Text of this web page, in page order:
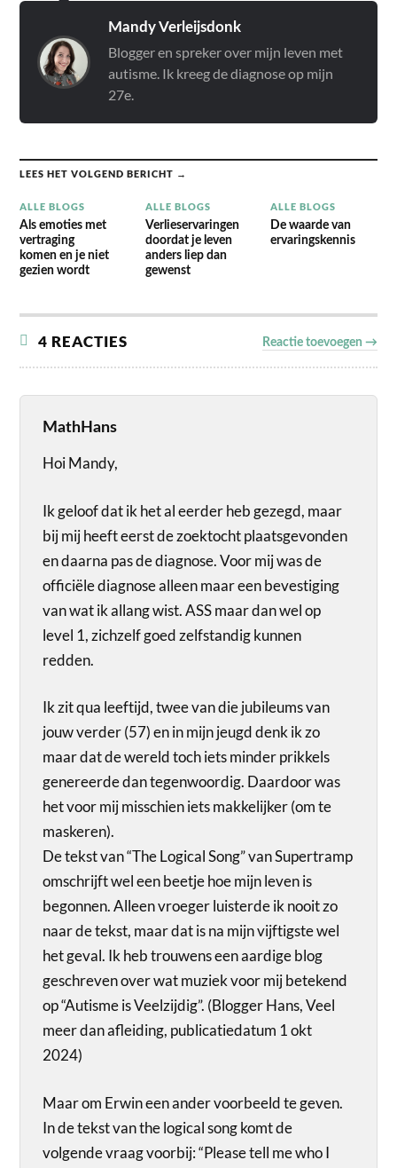
Mandy Verleijsdonk
Blogger en spreker over mijn leven met
autisme. Ik kreeg de diagnose op mijn
27e.
LEES HET VOLGEND BERICHT →
ALLE BLOGS
Als emoties met
vertraging
komen en je niet
gezien wordt
ALLE BLOGS
Verlieservaringen
doordat je leven
anders liep dan
gewenst
ALLE BLOGS
De waarde van
ervaringskennis
4 REACTIES Reactie toevoegen →
MathHans
Hoi Mandy,
Ik geloof dat ik het al eerder heb gezegd, maar
bij mij heeft eerst de zoektocht plaatsgevonden
en daarna pas de diagnose. Voor mij was de
officiële diagnose alleen maar een bevestiging
van wat ik allang wist. ASS maar dan wel op
level 1, zichzelf goed zelfstandig kunnen
redden.
Ik zit qua leeftijd, twee van die jubileums van
jouw verder (57) en in mijn jeugd denk ik zo
maar dat de wereld toch iets minder prikkels
genereerde dan tegenwoordig. Daardoor was
het voor mij misschien iets makkelijker (om te
maskeren).
De tekst van “The Logical Song” van Supertramp
omschrijft wel een beetje hoe mijn leven is
begonnen. Alleen vroeger luisterde ik nooit zo
naar de tekst, maar dat is na mijn vijftigste wel
het geval. Ik heb trouwens een aardige blog
geschreven over wat muziek voor mij betekend
op “Autisme is Veelzijdig”. (Blogger Hans, Veel
meer dan afleiding, publicatiedatum 1 okt
2024)
Maar om Erwin een ander voorbeeld te geven.
In de tekst van the logical song komt de
volgende vraag voorbij: “Please tell me who I